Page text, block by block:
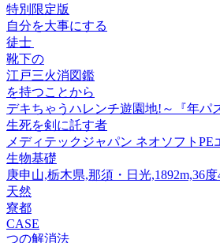
特別限定版
自分を大事にする
徒士
靴下の
江戸三火消図鑑
を持つことから
デキちゃうハレンチ遊園地!～『年パ
生死を剣に託す者
メディテックジャパン ネオソフトPE
生物基礎
庚申山,栃木県,那須・日光,1892m,36
天然
寮都
CASE
つの解消法